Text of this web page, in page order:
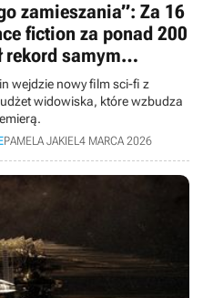
zamieszania”: Za 16
fiction za ponad 200
rekord samym
wejdzie nowy film sci-fi z
widowiska, które wzbudza
PAMELA JAKIEL4 MARCA 2026